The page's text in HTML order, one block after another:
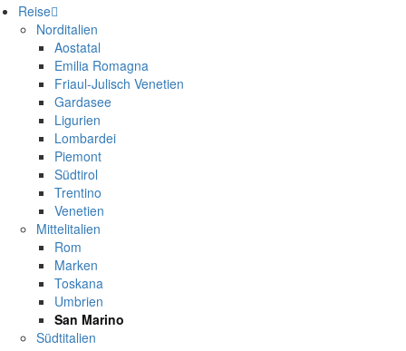
Reise
Norditalien
Aostatal
Emilia Romagna
Friaul-Julisch Venetien
Gardasee
Ligurien
Lombardei
Piemont
Südtirol
Trentino
Venetien
Mittelitalien
Rom
Marken
Toskana
Umbrien
San Marino
Südtitalien